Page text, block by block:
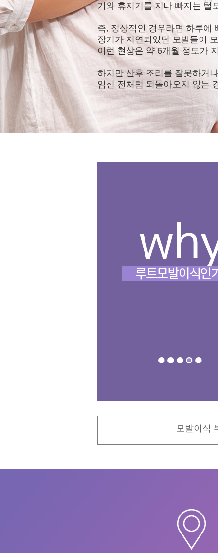
기와 휴지기를 지나 빠지는 털
즉, 정상적인 경우라면 하루에
장기가 지연되었던 모발들이
이런 현상은 약 6개월 정도가
하지만 산후 조리를 잘못하거
임신 전처럼 되돌아오지 않는
모발이식